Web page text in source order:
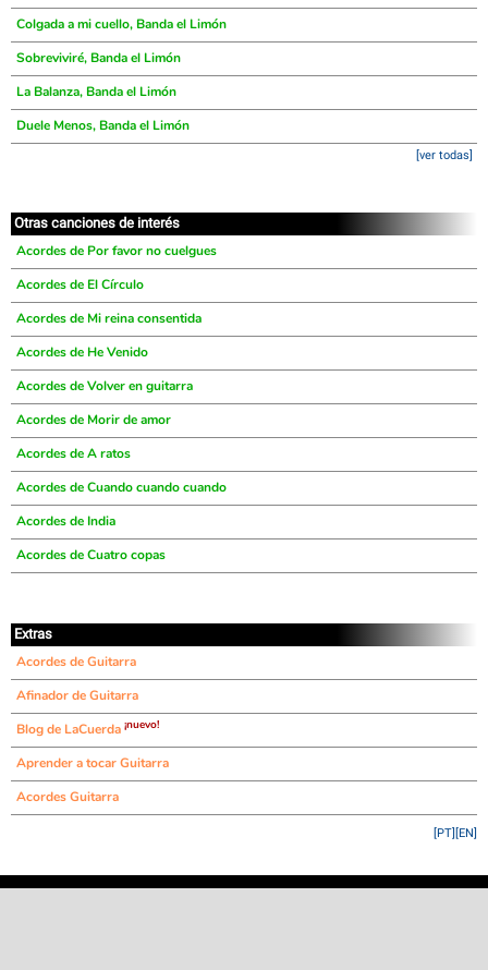
Colgada a mi cuello, Banda el Limón
Sobreviviré, Banda el Limón
La Balanza, Banda el Limón
Duele Menos, Banda el Limón
[ver todas]
Otras canciones de interés
Acordes de Por favor no cuelgues
Acordes de El Círculo
Acordes de Mi reina consentida
Acordes de He Venido
Acordes de Volver en guitarra
Acordes de Morir de amor
Acordes de A ratos
Acordes de Cuando cuando cuando
Acordes de India
Acordes de Cuatro copas
Extras
Acordes de Guitarra
Afinador de Guitarra
Blog de LaCuerda ¡nuevo!
Aprender a tocar Guitarra
Acordes Guitarra
[EN]
[PT]